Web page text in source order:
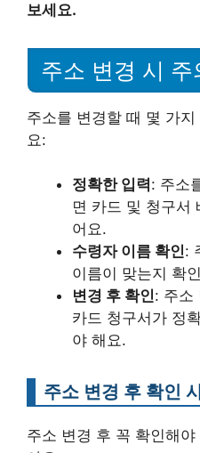
보세요.
주소 변경 시 주
주소를 변경할 때 몇 가
요:
정확한 입력: 주소
면 카드 및 청구서
어요.
수령자 이름 확인:
이름이 맞는지 확
변경 후 확인: 주소
카드 청구서가 정
야 해요.
주소 변경 후 확인
주소 변경 후 꼭 확인해